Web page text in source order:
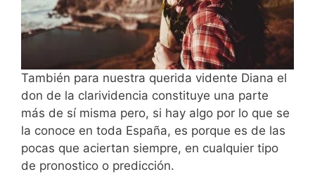
También para nuestra querida vidente Diana el
don de la clarividencia constituye una parte
más de sí misma pero, si hay algo por lo que se
la conoce en toda España, es porque es de las
pocas que aciertan siempre, en cualquier tipo
de pronostico o predicción.